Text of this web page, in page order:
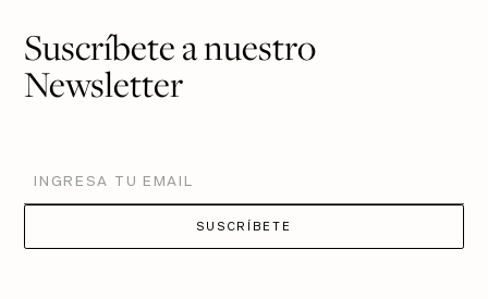
Suscríbete a nuestro
Newsletter